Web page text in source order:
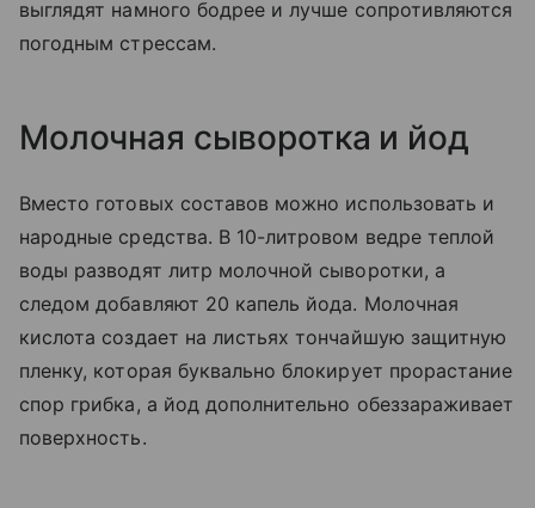
выглядят намного бодрее и лучше сопротивляются
погодным стрессам.
Молочная сыворотка и йод
Вместо готовых составов можно использовать и
народные средства. В 10-литровом ведре теплой
воды разводят литр молочной сыворотки, а
следом добавляют 20 капель йода. Молочная
кислота создает на листьях тончайшую защитную
пленку, которая буквально блокирует прорастание
спор грибка, а йод дополнительно обеззараживает
поверхность.